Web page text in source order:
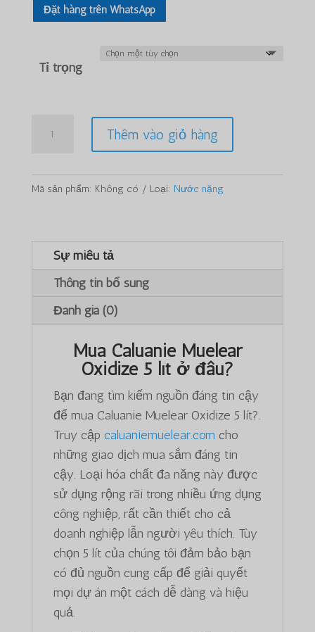
Đặt hàng trên WhatsApp
Tỉ trọng
Muelear
Thêm vào giỏ hàng
Mã sản phẩm: Không có Loại: Nước nặng
Sự miêu tả
Thông tin bổ sung
Đánh giá (0)
Mua Caluanie Muelear
Oxidize 5 lít ở đâu?
Bạn đang tìm kiếm nguồn đáng tin cậy
để mua Caluanie Muelear Oxidize 5 lít?.
Truy cập caluaniemuelear.com cho
những giao dịch mua sắm đáng tin
cậy. Loại hóa chất đa năng này được
sử dụng rộng rãi trong nhiều ứng dụng
công nghiệp, rất cần thiết cho cả
doanh nghiệp lẫn người yêu thích. Tùy
chọn 5 lít của chúng tôi đảm bảo bạn
có đủ nguồn cung cấp để giải quyết
mọi dự án một cách dễ dàng và hiệu
quả.